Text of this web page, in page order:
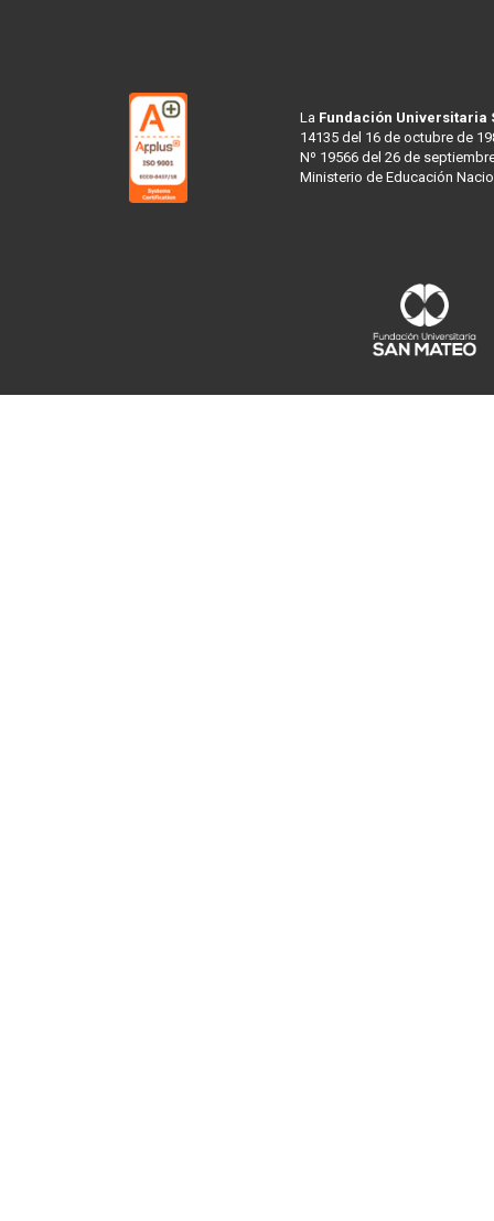
La Fundación Universitaria
14135 del 16 de octubre de
Nº 19566 del 26 de
Ministerio de Educación